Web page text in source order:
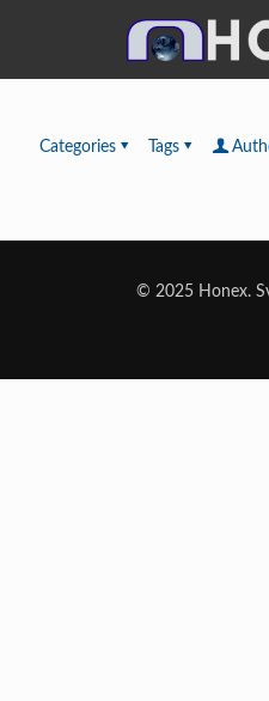
Categories Tags
© 2025 Honex.